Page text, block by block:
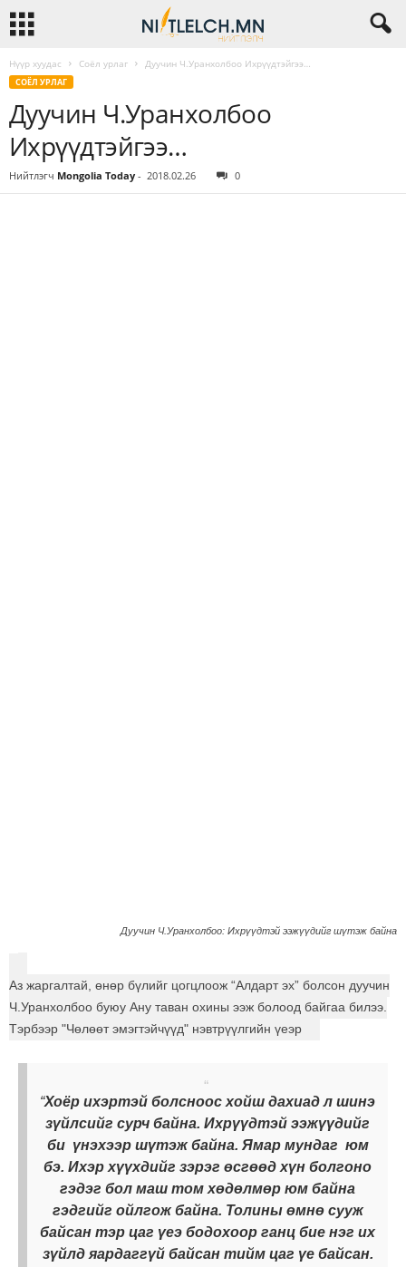
Нүүр хуудас Соёл урлаг Дуучин Ч.Уранхолбоо Ихрүүдтэйгээ…
СОЁЛ УРЛАГ
Дуучин Ч.Уранхолбоо
Ихрүүдтэйгээ…
Нийтлэгч Mongolia Today - 2018.02.26 0
Дуучин Ч.Уранхолбоо: Ихрүүдтэй ээжүүдийг шүтэж байна
Аз жаргалтай, өнөр бүлийг цогцлоож “Алдарт эх” болсон дуучин
Ч.Уранхолбоо буюу Ану таван охины ээж болоод байгаа билээ.
Тэрбээр "Чөлөөт эмэгтэйчүүд" нэвтрүүлгийн үеэр
“Хоёр ихэртэй болсноос хойш дахиад л шинэ
зүйлсийг сурч байна. Ихрүүдтэй ээжүүдийг
би үнэхээр шүтэж байна. Ямар мундаг юм
бэ. Ихэр хүүхдийг зэрэг өсгөөд хүн болгоно
гэдэг бол маш том хөдөлмөр юм байна
гэдгийг ойлгож байна. Толины өмнө сууж
байсан тэр цаг үеэ бодохоор ганц бие нэг их
зүйлд яардаггүй байсан тийм цаг үе байсан.